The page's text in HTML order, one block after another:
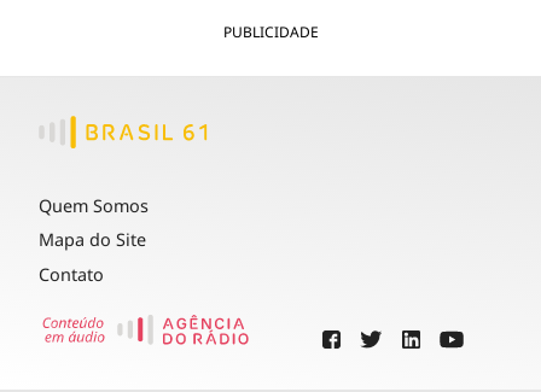
PUBLICIDADE
Quem Somos
Mapa do Site
Contato